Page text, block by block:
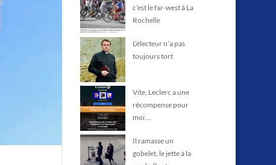
c’est le far-west à La
Rochelle
L’électeur n’a pas
toujours tort
Vite, Leclerc a une
récompense pour
moi …
Il ramasse un
gobelet, le jette à la